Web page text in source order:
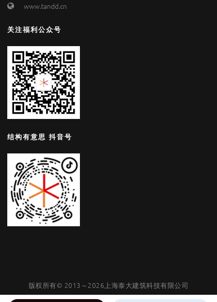
www.tandd.cn
关注福利公众号
结构有意思 抖音号
版权所有© 2013～2026上海泰大建筑科技有限公司
沪公网安备31011002006403号 | 沪ICP备05050753号-4